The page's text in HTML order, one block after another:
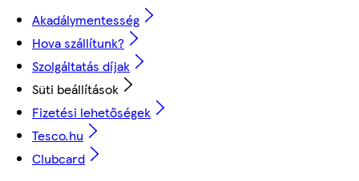
Akadálymentesség
Hova szállítunk?
Szolgáltatás díjak
Süti beállítások
Fizetési lehetőségek
Tesco.hu
Clubcard